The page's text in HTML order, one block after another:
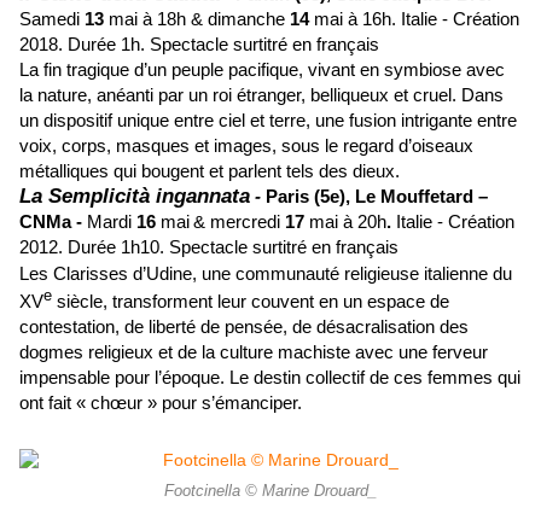
Samedi 13 mai à 18h & dimanche 14 mai à 16h. Italie - Création
2018. Durée 1h. Spectacle surtitré en français
La fin tragique d’un peuple pacifique, vivant en symbiose avec
la nature, anéanti par un roi étranger, belliqueux et cruel. Dans
un dispositif unique entre ciel et terre, une fusion intrigante entre
voix, corps, masques et images, sous le regard d’oiseaux
métalliques qui bougent et parlent tels des dieux.
La Semplicità ingannata - Paris (5e), Le Mouffetard –
CNMa- Mardi 16 mai& mercredi 17 mai à 20h. Italie - Création
2012. Durée 1h10. Spectacle surtitré en français
Les Clarisses d’Udine, une communauté religieuse italienne du
XVe siècle, transforment leur couvent en un espace de
contestation, de liberté de pensée, de désacralisation des
dogmes religieux et de la culture machiste avec une ferveur
impensable pour l’époque. Le destin collectif de ces femmes qui
ont fait « chœur » pour s’émanciper.
Footcinella © Marine Drouard_